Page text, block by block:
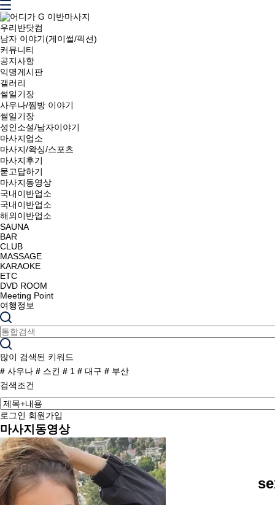
우리반닷컴
남자 이야기(게이썰/픽션)
커뮤니티
공지사항
익명게시판
갤러리
썰일기장
사우나/찜방 이야기
썰일기장
성인소설/남자이야기
마사지업소
마사지/왁싱/스포츠
마사지후기
묻고답하기
마사지동영상
국내이반업소
국내이반업소
해외이반업소
SAUNA
BAR
CLUB
MASSAGE
KARAOKE
ETC
DVD ROOM
Meeting Point
여행정보
많이 검색된 키워드
# 사우나 # 스킨 # 1 # 대구 # 부산
검색조건
로그인 회원가입
마사지동영상